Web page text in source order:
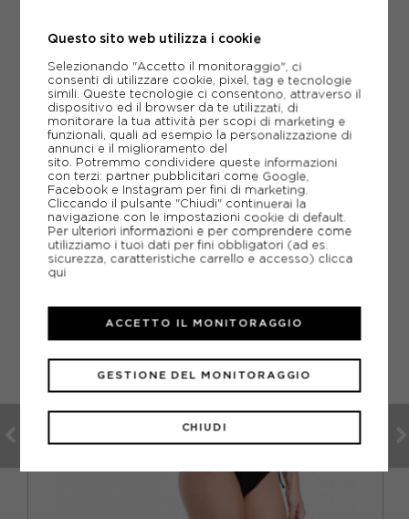
PIÙ INFORMAZIONI
SCHEDA TECNICA
GUIDA ALLE TAGLIE
CONSIGLIATI DA NOI
Questo sito web utilizza i cookie
Selezionando "Accetto il monitoraggio", ci
consenti di utilizzare cookie, pixel, tag e tecnologie
simili. Queste tecnologie ci consentono, attraverso il
dispositivo ed il browser da te utilizzati, di
monitorare la tua attività per scopi di marketing e
funzionali, quali ad esempio la personalizzazione di
annunci e il miglioramento del
sito. Potremmo condividere queste informazioni
con terzi: partner pubblicitari come Google,
Facebook e Instagram per fini di marketing.
Cliccando il pulsante "Chiudi" continuerai la
navigazione con le impostazioni cookie di default.
Per ulteriori informazioni e per comprendere come
utilizziamo i tuoi dati per fini obbligatori (ad es.
sicurezza, caratteristiche carrello e accesso) clicca
qui
CHIUDI
GESTIONE DEL MONITORAGGIO
ACCETTO IL MONITORAGGIO